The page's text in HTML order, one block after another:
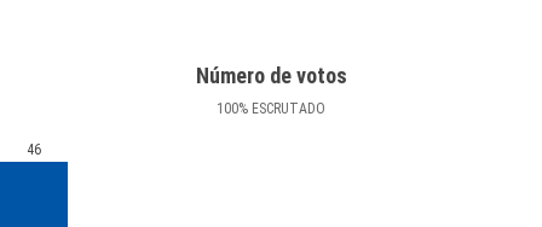
Número de votos
100% ESCRUTADO
46